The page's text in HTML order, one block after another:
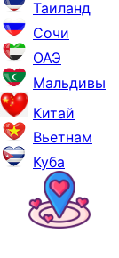
Таиланд
Сочи
ОАЭ
Мальдивы
Китай
Вьетнам
Куба